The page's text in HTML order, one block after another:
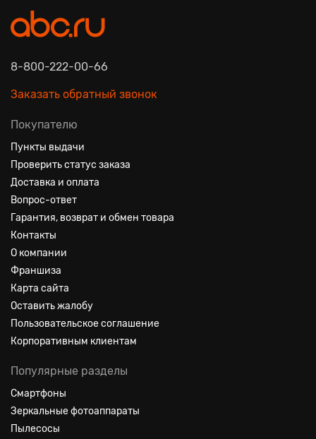
8-800-222-00-66
Заказать обратный звонок
Покупателю
Пункты выдачи
Проверить статус заказа
Доставка и оплата
Вопрос-ответ
Гарантия, возврат и обмен товара
Контакты
О компании
Франшиза
Карта сайта
Оставить жалобу
Пользовательское соглашение
Корпоративным клиентам
Популярные разделы
Смартфоны
Зеркальные фотоаппараты
Пылесосы